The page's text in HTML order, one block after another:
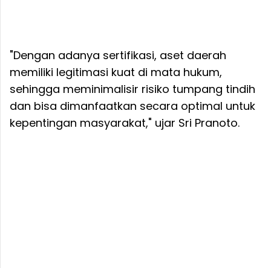
"Dengan adanya sertifikasi, aset daerah
memiliki legitimasi kuat di mata hukum,
sehingga meminimalisir risiko tumpang tindih
dan bisa dimanfaatkan secara optimal untuk
kepentingan masyarakat," ujar Sri Pranoto.